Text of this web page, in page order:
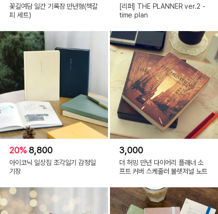
꽃길여담 일간 기록장 만년형(책갈
피 세트)
[리퍼] THE PLANNER ver.2 -
time plan
20% 8,800
아이코닉 일상집 조각일기 감정일
기장
3,000
더 허밍 만년 다이어리 플래너 소
프트 커버 스케줄러 불렛저널 노트